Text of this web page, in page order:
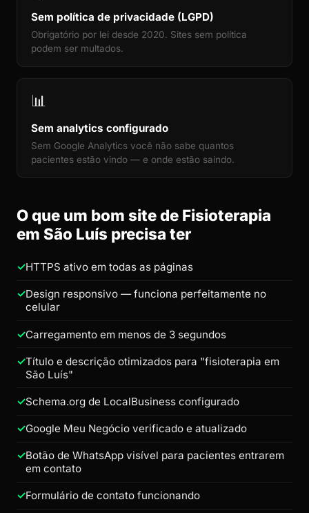
Sem política de privacidade (LGPD)
Obrigatório por lei desde 2020. Sites sem política
podem ser multados.
📊
Sem analytics configurado
Sem Google Analytics você não sabe quantos
pacientes estão vindo — e onde estão saindo.
O que um bom site de Fisioterapia
em São Luís precisa ter
HTTPS ativo em todas as páginas
Design responsivo — funciona perfeitamente no
celular
Carregamento em menos de 3 segundos
Título e descrição otimizados para "fisioterapia em
São Luís"
Schema.org de LocalBusiness configurado
Google Meu Negócio verificado e atualizado
Botão de WhatsApp visível para pacientes entrarem
em contato
Formulário de contato funcionando